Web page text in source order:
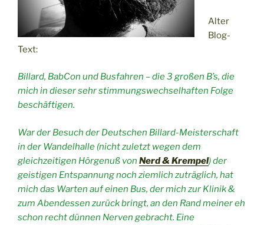
Alter
Blog-
Text:
Billard, BabCon und Busfahren – die 3 großen B’s, die
mich in dieser sehr stimmungswechselhaften Folge
beschäftigen.
War der Besuch der Deutschen Billard-Meisterschaft
in der Wandelhalle (nicht zuletzt wegen dem
gleichzeitigen Hörgenuß von Nerd & Krempel) der
geistigen Entspannung noch ziemlich zuträglich, hat
mich das Warten auf einen Bus, der mich zur Klinik &
zum Abendessen zurück bringt, an den Rand meiner eh
schon recht dünnen Nerven gebracht. Eine